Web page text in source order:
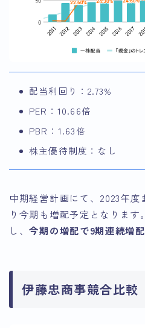
配当利回り：2.73%
PER：10.66倍
PBR：1.63倍
株主優待制度：なし
中期経営計画にて、2023年
り今期も増配予定となります
し、今期の増配で9期連続増配
伊藤忠商事競合比較